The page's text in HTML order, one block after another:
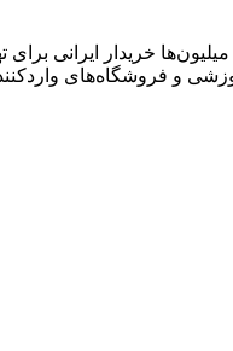
خریدار ایرانی
و فروشگاه‌های